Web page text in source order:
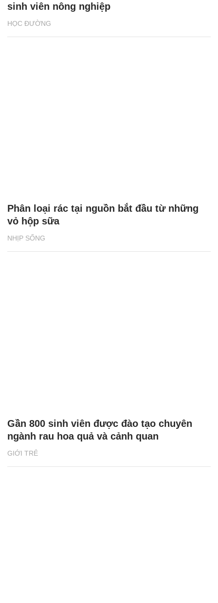
HỌC ĐƯỜNG
sinh viên nông nghiệp
NHỊP SỐNG
Phân loại rác tại nguồn bắt đầu từ những
vỏ hộp sữa
GIỚI TRẺ
Gần 800 sinh viên được đào tạo chuyên
ngành rau hoa quả và cảnh quan